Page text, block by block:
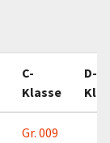
C-
Klasse
D-
Gr. 009